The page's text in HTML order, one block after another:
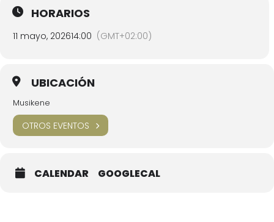
HORARIOS
11 mayo, 202614:00 (GMT+02:00)
UBICACIÓN
Musikene
OTROS EVENTOS
CALENDAR GOOGLECAL